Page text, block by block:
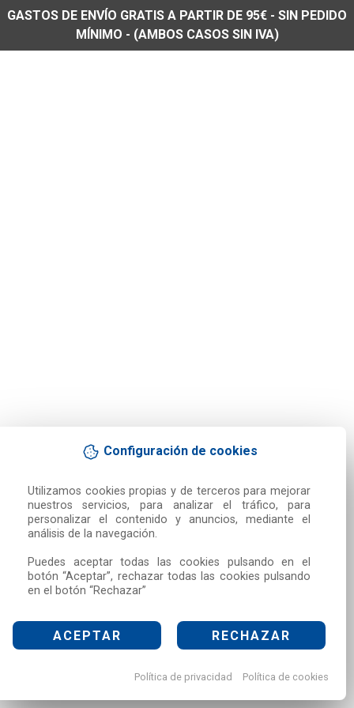
Configuración de cookies
Utilizamos cookies propias y de terceros para mejorar
nuestros servicios, para analizar el tráfico, para
personalizar el contenido y anuncios, mediante el
análisis de la navegación.
Puedes aceptar todas las cookies pulsando en el
botón “Aceptar”, rechazar todas las cookies pulsando
en el botón “Rechazar”
ACEPTAR RECHAZAR
Política de privacidad Política de cookies
GASTOS DE ENVÍO GRATIS A PARTIR DE 95€ - SIN PEDIDO
MÍNIMO - (AMBOS CASOS SIN IVA)